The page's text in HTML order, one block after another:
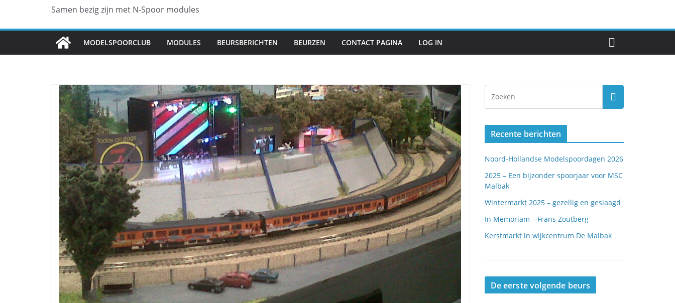
Samen bezig zijn met N-Spoor modules
MODELSPOORCLUB MODULES BEURSBERICHTEN BEURZEN CONTACT PAGINA LOG IN
Recente berichten
Noord-Hollandse Modelspoordagen 2026
2025 – Een bijzonder spoorjaar voor MSC
Malbak
Wintermarkt 2025 – gezellig en geslaagd
In Memoriam – Frans Zoutberg
Kerstmarkt in wijkcentrum De Malbak
De eerste volgende beurs